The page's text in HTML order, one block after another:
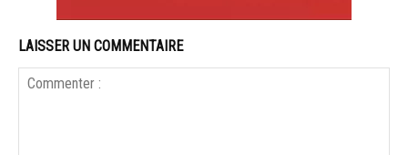
LAISSER UN COMMENTAIRE